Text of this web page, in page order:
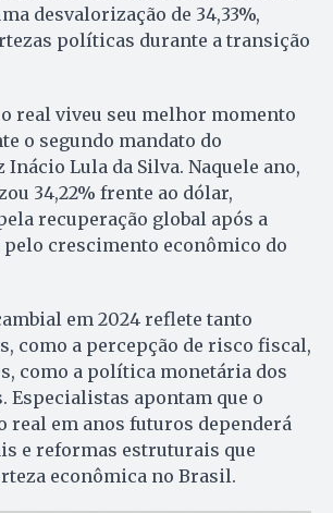
desvalorização de 34,33%,
políticas durante a transição
real viveu seu melhor momento
o segundo mandato do
Lula da Silva. Naquele ano,
34,22% frente ao dólar,
recuperação global após a
pelo crescimento econômico do
em 2024 reflete tanto
como a percepção de risco fiscal,
como a política monetária dos
Especialistas apontam que o
real em anos futuros dependerá
e reformas estruturais que
econômica no Brasil.